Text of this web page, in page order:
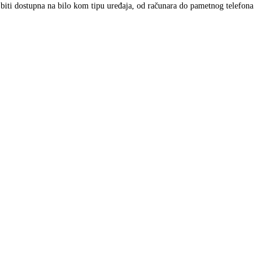
biti dostupna na bilo kom tipu uređaja, od računara do pametnog telefona.